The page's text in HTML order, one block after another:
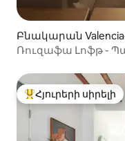
Բնակարան
Ռուզաֆա Լոֆթ -
Հյուրերի սիրելի
Հյուրերի սիրելի